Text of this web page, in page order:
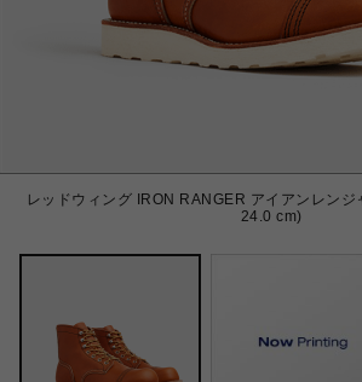
レッドウィング IRON RANGER アイアンレン
24.0 cm)